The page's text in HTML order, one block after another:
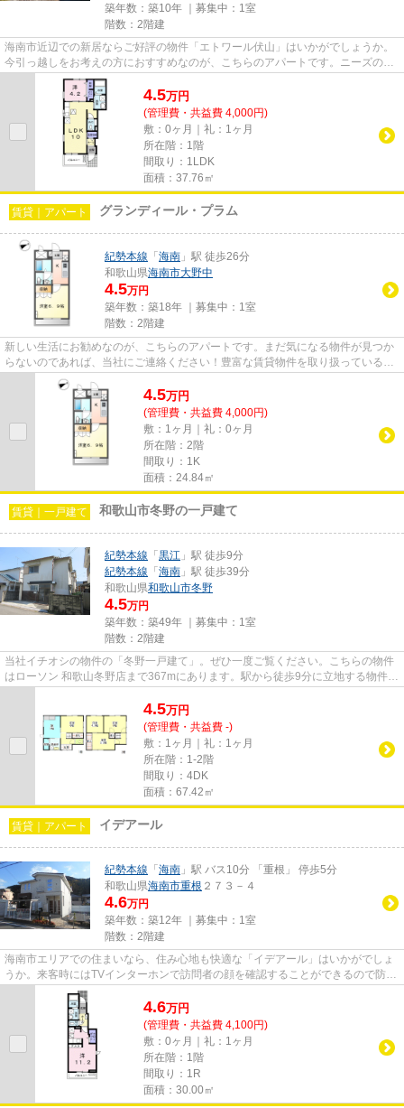
築年数：築10年 ｜募集中： 1室
階数：2階建
海南市近辺での新居ならご好評の物件「エトワール伏山」はいかがでしょうか。
今引っ越しをお考えの方におすすめなのが、こちらのアパートです。ニーズの高
い、2016年築の物件で、オシ...
4.5万円
(管理費・共益費 4,000円)
敷：0ヶ月｜礼：1ヶ月
所在階：1階
間取り：1LDK
面積：37.76㎡
賃貸｜アパート グランディール・プラム
紀勢本線 「 海南 」駅 徒歩26分
和歌山県海南市大野中
4.5万円
築年数：築18年 ｜募集中： 1室
階数：2階建
新しい生活にお勧めなのが、こちらのアパートです。まだ気になる物件が見つか
らないのであれば、当社にご連絡ください！豊富な賃貸物件を取り扱っているの
で、きっと希望する物件が見...
4.5万円
(管理費・共益費 4,000円)
敷：1ヶ月｜礼：0ヶ月
所在階：2階
間取り：1K
面積：24.84㎡
賃貸｜一戸建て 和歌山市冬野の一戸建て
紀勢本線 「 黒江 」駅 徒歩9分
紀勢本線 「 海南 」駅 徒歩39分
和歌山県和歌山市冬野
4.5万円
築年数：築49年 ｜募集中： 1室
階数：2階建
当社イチオシの物件の「冬野一戸建て」。ぜひ一度ご覧ください。こちらの物件
はローソン 和歌山冬野店まで367mにあります。駅から徒歩9分に立地する物件で
4.5万円
(管理費・共益費 -)
敷：1ヶ月｜礼：1ヶ月
所在階：1-2階
間取り：4DK
面積：67.42㎡
賃貸｜アパート イデアール
紀勢本線 「 海南 」駅 バス10分 「重根」 停歩5分
和歌山県海南市重根 ２７３－４
4.6万円
築年数：築12年 ｜募集中： 1室
階数：2階建
海南市エリアでの住まいなら、住み心地も快適な「イデアール」はいかがでしょ
うか。来客時にはTVインターホンで訪問者の顔を確認することができるので防犯
対策につながります。この物...
4.6万円
(管理費・共益費 4,100円)
敷：0ヶ月｜礼：1ヶ月
所在階：1階
間取り：1R
面積：30.00㎡